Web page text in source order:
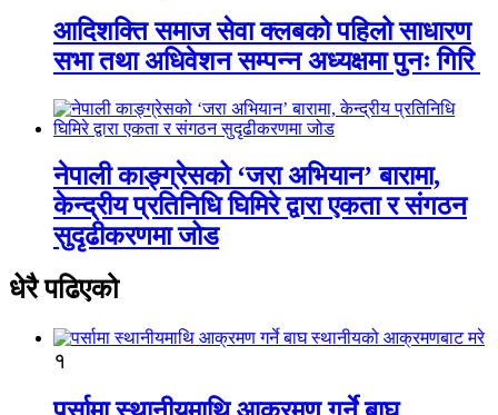
आदिशक्ति समाज सेवा क्लबको पहिलो साधारण
सभा तथा अधिवेशन सम्पन्न अध्यक्षमा पुनः गिरि
नेपाली काङ्ग्रेसको ‘जरा अभियान’ बारामा,
केन्द्रीय प्रतिनिधि घिमिरे द्वारा एकता र संगठन
सुदृढीकरणमा जोड
धेरै पढिएको
१